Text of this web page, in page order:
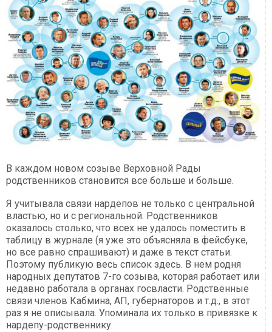
В каждом новом созыве Верховной Рады
родственников становится все больше и больше.
Я учитывала связи нардепов не только с центральной
властью, но и с региональной. Родственников
оказалось столько, что всех не удалось поместить в
таблицу в журнале (я уже это объясняла в фейсбуке,
но все равно спрашивают) и даже в текст статьи.
Поэтому публикую весь список здесь. В нем родня
народных депутатов 7-го созыва, которая работает или
недавно работала в органах госвласти. Родственные
связи членов Кабмина, АП, губернаторов и т.д., в этот
раз я не описывала. Упоминала их только в привязке к
нардепу-родственнику.